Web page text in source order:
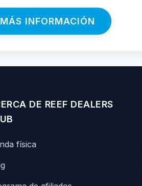
MÁS INFORMACIÓN
DE REEF DEALERS
física